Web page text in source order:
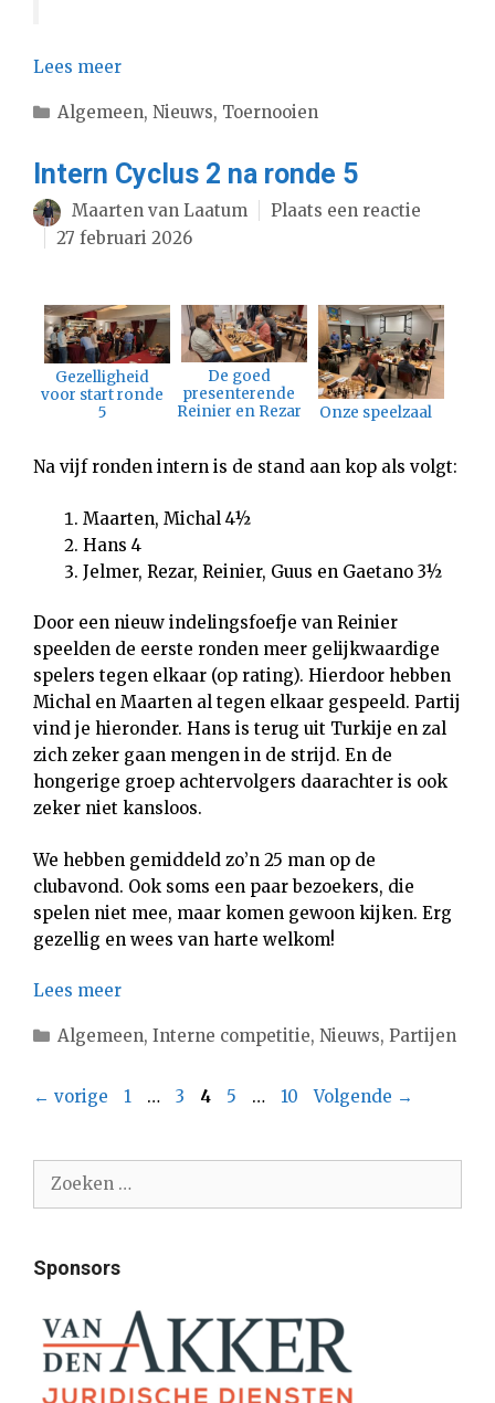
Lees meer
Categorieën
Algemeen, Nieuws, Toernooien
Intern Cyclus 2 na ronde 5
Maarten van Laatum
Plaats een reactie
27 februari 2026
Gezelligheid
voor start ronde
5
De goed
presenterende
Reinier en Rezar
Onze speelzaal
Na vijf ronden intern is de stand aan kop als volgt:
Maarten, Michal 4½
Hans 4
Jelmer, Rezar, Reinier, Guus en Gaetano 3½
Door een nieuw indelingsfoefje van Reinier
speelden de eerste ronden meer gelijkwaardige
spelers tegen elkaar (op rating). Hierdoor hebben
Michal en Maarten al tegen elkaar gespeeld. Partij
vind je hieronder. Hans is terug uit Turkije en zal
zich zeker gaan mengen in de strijd. En de
hongerige groep achtervolgers daarachter is ook
zeker niet kansloos.
We hebben gemiddeld zo’n 25 man op de
clubavond. Ook soms een paar bezoekers, die
spelen niet mee, maar komen gewoon kijken. Erg
gezellig en wees van harte welkom!
Lees meer
Categorieën
Algemeen, Interne competitie, Nieuws, Partijen
← vorige Pagina
1 … Pagina
3 Pagina
4 Pagina
5 … Pagina
10 Volgende →
naar:
Sponsors